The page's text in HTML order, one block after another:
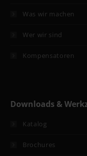
Was wir machen
Wer wir sind
Kompensatoren
Downloads &
Katalog
Brochures